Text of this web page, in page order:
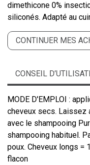
dimethicone 0%
siliconés. Adapté au
CONTINUER MES
CONSEIL
MODE D'EMPLOI :
cheveux secs. Laissez
avec le shampooing
shampooing habituel.
poux. Cheveux longs =
flacon